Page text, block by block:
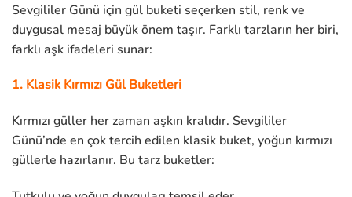
Sevgililer Günü için gül buketi seçerken stil, renk ve
duygusal mesaj büyük önem taşır. Farklı tarzların her biri,
farklı aşk ifadeleri sunar:
1. Klasik Kırmızı Gül Buketleri
Kırmızı güller her zaman aşkın kralıdır. Sevgililer
Günü’nde en çok tercih edilen klasik buket, yoğun kırmızı
güllerle hazırlanır. Bu tarz buketler: